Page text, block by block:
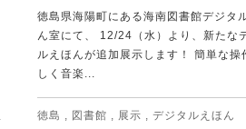
徳島県海陽町にある海南図書館デジタ
ん室にて、 12/24（水）より、新たな
ルえほんが追加展示します！ 簡単な操
しく音楽...
徳島 , 図書館 , 展示 , デジタルえほん